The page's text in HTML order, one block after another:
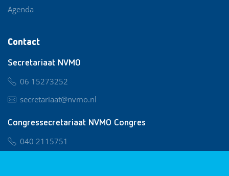
Contact
Secretariaat NVMO
06 15273252
secretariaat@nvmo.nl
Congressecretariaat NVMO Congres
040 2115751
Agenda